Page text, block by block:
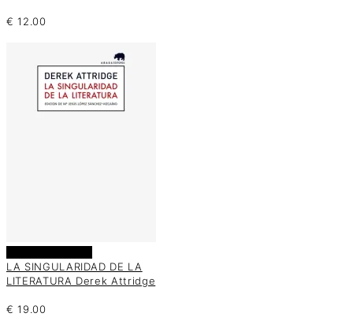
€ 12.00
LA SINGULARIDAD DE LA
LITERATURA Derek Attridge
€ 19.00